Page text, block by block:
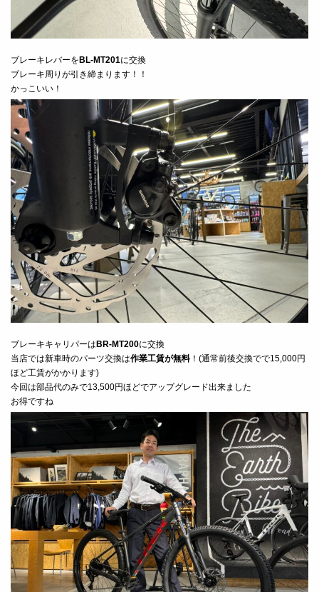
ブレーキレバーをBL-MT201に交換
ブレーキ周りが引き締まります！！
かっこいい！
ブレーキキャリパーは BR-MT200に交換
当店では新車時のパーツ交換は作業工賃が無料 ！(通常前後交換でで15,000円
ほど工賃がかかります)
今回は部品代のみで13,500円ほどでアップグレード出来ました
お得ですね